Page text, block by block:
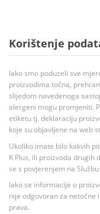
Korištenje
Iako smo poduzeli sve
proizvodima točna,
slijedom navedenoga
alergeni mogu promjeniti.
etiketu tj. deklaraciju
koje su objavljene na web
Ukoliko imate bilo kakvih
K Plus, ili proizvoda drugih
se s povjerenjem na
Iako se informacije o
nije odgovoran za netočne
prava.